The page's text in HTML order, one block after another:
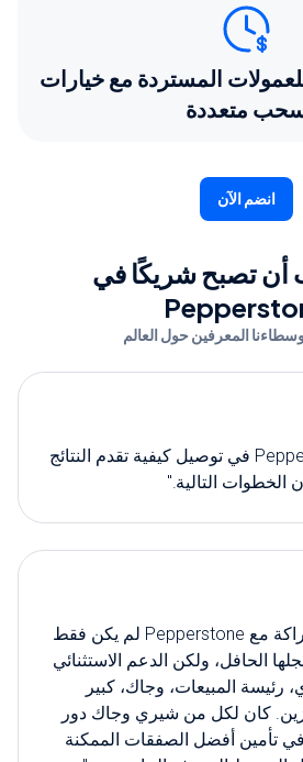
المستردة مع خيارات
متعددة
انضم الآن
أن تصبح شريكًا في
المعرفين حول العالم
"يتفوق فريق Pepperstone في توصيل كيفية تقدم النتائج
التالية."
"ما عزز قراري بالشراكة مع Pepperstone لم يكن فقط
الحافل، ولكن الدعم الاستثنائي
رئيسة المبيعات، وجاك، كبير
كان لكل من شيري وجاك دور
تأمين أفضل الصفقات الممكنة